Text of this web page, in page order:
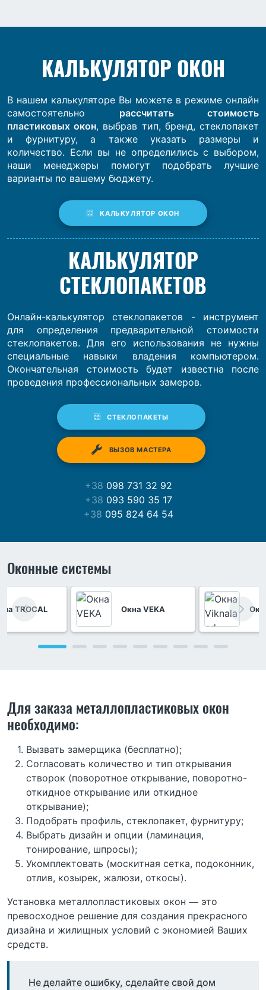
КАЛЬКУЛЯТОР ОКОН
В нашем калькуляторе Вы можете в режиме онлайн
самостоятельно рассчитать стоимость
пластиковых окон, выбрав тип, бренд, стеклопакет
и фурнитуру, а также указать размеры и
количество. Если вы не определились с выбором,
наши менеджеры помогут подобрать лучшие
варианты по вашему бюджету.
КАЛЬКУЛЯТОР ОКОН
КАЛЬКУЛЯТОР
СТЕКЛОПАКЕТОВ
Онлайн-калькулятор стеклопакетов - инструмент
для определения предварительной стоимости
стеклопакетов. Для его использования не нужны
специальные навыки владения компьютером.
Окончательная стоимость будет известна после
проведения профессиональных замеров.
СТЕКЛОПАКЕТЫ
ВЫЗОВ МАСТЕРА
+38 098 731 32 92
+38 093 590 35 17
+38 095 824 64 54
Оконные системы
TROCAL Окна VEKA
Для заказа металлопластиковых окон
необходимо:
Вызвать замерщика (бесплатно);
Согласовать количество и тип открывания
створок (поворотное открывание, поворотно-
откидное открывание или откидное
открывание);
Подобрать профиль, стеклопакет, фурнитуру;
Выбрать дизайн и опции (ламинация,
тонирование, шпросы);
Укомплектовать (москитная сетка, подоконник,
отлив, козырек, жалюзи, откосы).
Установка металлопластиковых окон — это
превосходное решение для создания прекрасного
дизайна и жилищных условий с экономией Ваших
средств.
Не делайте ошибку, сделайте свой дом